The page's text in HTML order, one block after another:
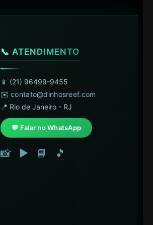
📞 ATENDIMENTO
📱 (21) 96499-9455
✉️contato@dinhosreef.com
📍 Rio de Janeiro - RJ
💬 Falar no WhatsApp
📸 ▶️ 📘 🎵